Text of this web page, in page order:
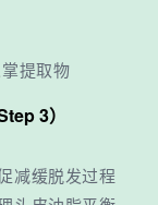
提取物
Step 3）
减缓脱发过程